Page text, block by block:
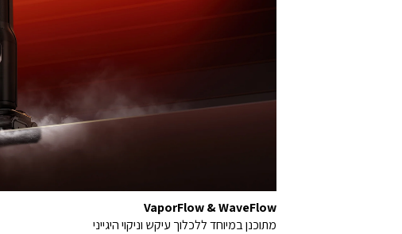
VaporFlow & WaveFlow
מתוכנן במיוחד ללכלוך עיקש וניקוי היגייני